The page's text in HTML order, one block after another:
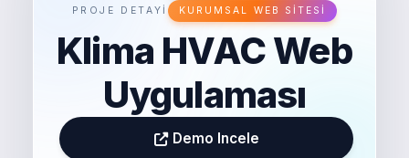
PROJE DETAYI KURUMSAL WEB SITESI
Klima HVAC Web
Uygulaması
Demo Incele